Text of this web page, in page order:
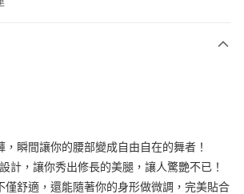
，瞬間讓你的腰部變成自由自在的舞者！
計，讓你秀出修長的美腿，讓人驚艷不已！
僅舒適，還能隨著你的身形做微調，完美貼合